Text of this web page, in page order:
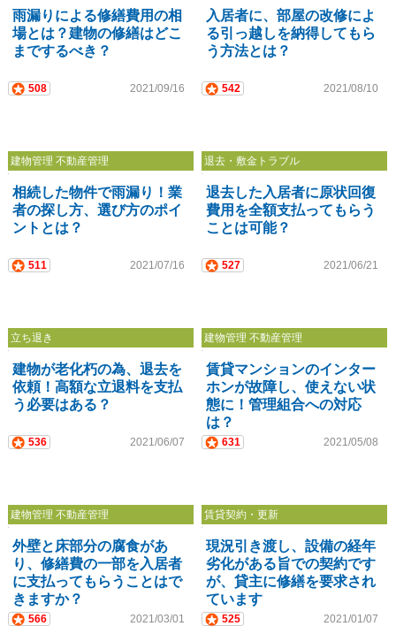
雨漏りによる修繕費用の相
場とは？建物の修繕はどこ
までするべき？
508 2021/09/16
入居者に、部屋の改修によ
る引っ越しを納得してもら
う方法とは？
542 2021/08/10
建物管理 不動産管理
相続した物件で雨漏り！業
者の探し方、選び方のポイ
ントとは？
511 2021/07/16
退去・敷金トラブル
退去した入居者に原状回復
費用を全額支払ってもらう
ことは可能？
527 2021/06/21
立ち退き
建物が老化朽の為、退去を
依頼！高額な立退料を支払
う必要はある？
536 2021/06/07
建物管理 不動産管理
賃貸マンションのインター
ホンが故障し、使えない状
態に！管理組合への対応
は？
631 2021/05/08
建物管理 不動産管理
外壁と床部分の腐食があ
り、修繕費の一部を入居者
に支払ってもらうことはで
きますか？
566 2021/03/01
賃貸契約・更新
現況引き渡し、設備の経年
劣化がある旨での契約です
が、貸主に修繕を要求され
ています
525 2021/01/07